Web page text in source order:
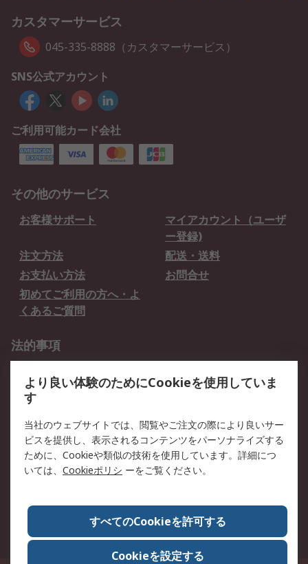
カスタマーサービス
045-335-8888（カスタマーサービス）
SNS公式アカウント
ご利用可能カード会社
その他のサービス
お客様サポート
マイアカウント（ユーザ
ー登録)
注文方法
配送・送料
お支払い方法
お問合せ
初めてご利用の方へ・よ
くあるご質問
法的事項
クッキーポリシー
RSについて
会社概要
採用情報
プレスリリース＆お知ら
コーポレートサイト
全世界のRS
RSの歴史
ESGへの取り組み（英語）
認証について
より良い体験のためにCookieを使用していま
す
当社のウェブサイトでは、閲覧やご注文の際により良いサー
ビスを提供し、表示されるコンテンツをパーソナライズする
ために、Cookieや類似の技術を使用しています。詳細につ
いては、 Cookieポリシ ーをご覧ください。
すべてのCookieを許可する
Cookieを設定する